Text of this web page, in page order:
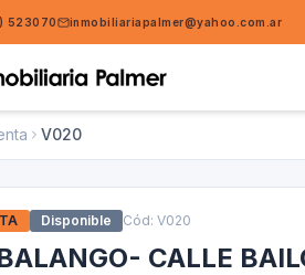
523070 inmobiliariapalmer@yahoo.com.ar
V020
Disponible Cód: V020
CALLE